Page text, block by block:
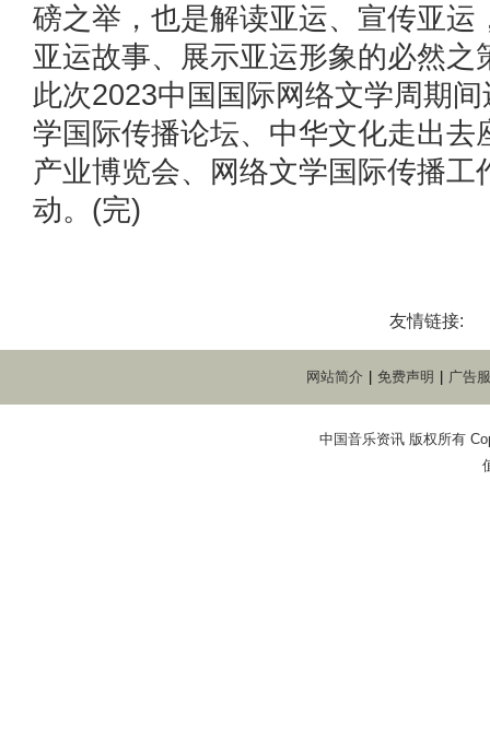
磅之举，也是解读亚运、宣传亚运
亚运故事、展示亚运形象的必
此次2023中国国际网络文学周期
学国际传播论坛、中华文化走出去
产业博览会、网络文学国际传播工
动。(完)
友情链接:
网站简介 免费声明 广告
中国音乐资讯 版权所有